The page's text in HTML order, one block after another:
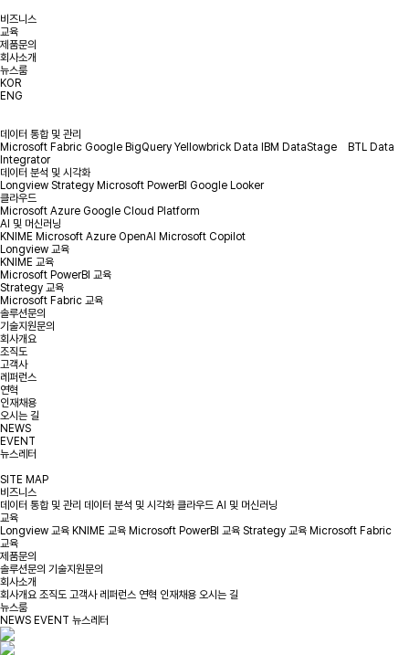
비즈니스
교육
제품문의
회사소개
뉴스룸
KOR
ENG
데이터 통합 및 관리
Microsoft Fabric Google BigQuery Yellowbrick Data IBM DataStage
BTL Data
Integrator
데이터 분석 및 시각화
Longview Strategy Microsoft PowerBI Google Looker
클라우드
Microsoft Azure Google Cloud Platform
AI 및 머신러닝
KNIME Microsoft Azure OpenAI Microsoft Copilot
Longview 교육
KNIME 교육
Microsoft PowerBI 교육
Strategy 교육
Microsoft Fabric 교육
솔루션문의
기술지원문의
회사개요
조직도
고객사
레퍼런스
연혁
인재채용
오시는 길
NEWS
EVENT
뉴스레터
SITE MAP
비즈니스
데이터 통합 및 관리 데이터 분석 및 시각화 클라우드 AI 및 머신러닝
교육
Longview 교육 KNIME 교육 Microsoft PowerBI 교육 Strategy 교육 Microsoft Fabric
교육
제품문의
솔루션문의 기술지원문의
회사소개
회사개요 조직도 고객사 레퍼런스 연혁 인재채용 오시는 길
뉴스룸
NEWS EVENT 뉴스레터